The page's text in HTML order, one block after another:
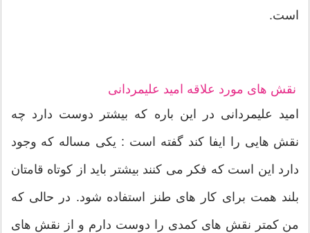
است.
نقش های مورد علاقه امید علیمردانی
امید علیمردانی در این باره که بیشتر دوست دارد چه
نقش هایی را ایفا کند گفته است : یکی مساله که وجود
دارد این است که فکر می کنند بیشتر باید از کوتاه قامتان
بلند همت برای کار های طنز استفاده شود. در حالی که
من کمتر نقش های کمدی را دوست دارم و از نقش های